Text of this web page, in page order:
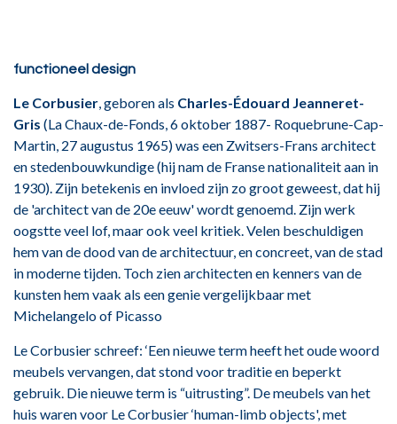
functioneel design
Le Corbusier, geboren als Charles-Édouard Jeanneret-
Gris (La Chaux-de-Fonds, 6 oktober 1887- Roquebrune-Cap-
Martin, 27 augustus 1965) was een Zwitsers-Frans architect
en stedenbouwkundige (hij nam de Franse nationaliteit aan in
1930). Zijn betekenis en invloed zijn zo groot geweest, dat hij
de 'architect van de 20e eeuw' wordt genoemd. Zijn werk
oogstte veel lof, maar ook veel kritiek. Velen beschuldigen
hem van de dood van de architectuur, en concreet, van de stad
in moderne tijden. Toch zien architecten en kenners van de
kunsten hem vaak als een genie vergelijkbaar met
Michelangelo of Picasso
Le Corbusier schreef: ‘Een nieuwe term heeft het oude woord
meubels vervangen, dat stond voor traditie en beperkt
gebruik. Die nieuwe term is “uitrusting”. De meubels van het
huis waren voor Le Corbusier ‘human-limb objects', met